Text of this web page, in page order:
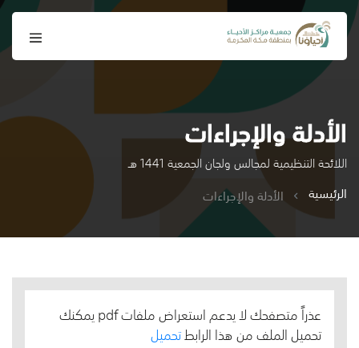
الأدلة والإجراءات
اللائحة التنظيمية لمجالس ولجان الجمعية 1441 هـ
الرئيسية
الأدلة والإجراءات
عذراً متصفحك لا يدعم استعراض ملفات pdf يمكنك
تحميل الملف من هذا الرابطتحميل